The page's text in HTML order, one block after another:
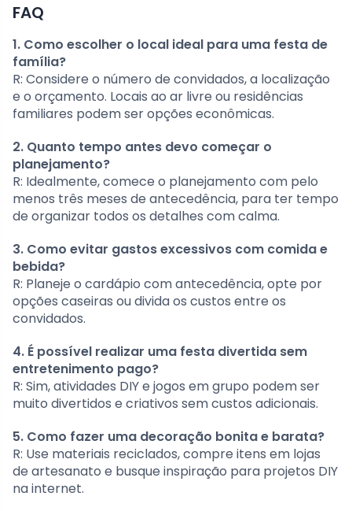
FAQ
1. Como escolher o local ideal para uma festa de
família?
R: Considere o número de convidados, a localização
e o orçamento. Locais ao ar livre ou residências
familiares podem ser opções econômicas.
2. Quanto tempo antes devo começar o
planejamento?
R: Idealmente, comece o planejamento com pelo
menos três meses de antecedência, para ter tempo
de organizar todos os detalhes com calma.
3. Como evitar gastos excessivos com comida e
bebida?
R: Planeje o cardápio com antecedência, opte por
opções caseiras ou divida os custos entre os
convidados.
4. É possível realizar uma festa divertida sem
entretenimento pago?
R: Sim, atividades DIY e jogos em grupo podem ser
muito divertidos e criativos sem custos adicionais.
5. Como fazer uma decoração bonita e barata?
R: Use materiais reciclados, compre itens em lojas
de artesanato e busque inspiração para projetos DIY
na internet.